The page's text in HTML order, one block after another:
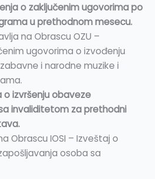
o zaključenim ugovorima po
u prethodnom mesecu.
na Obrascu OZU –
ugovorima o izvođenju
i narodne muzike i
izvršenju obaveze
invaliditetom za prethodni
Obrascu IOSI – Izveštaj o
osoba sa